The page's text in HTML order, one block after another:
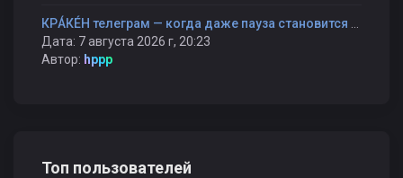
Дата: 7 августа 2026 г, 20:23
Автор: hppp
Топ пользователей